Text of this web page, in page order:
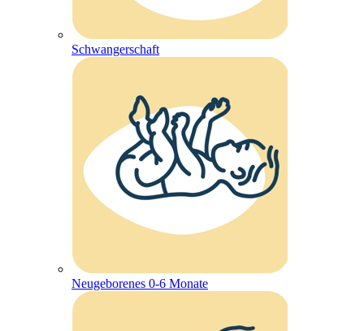
Schwangerschaft
Neugeborenes 0-6 Monate